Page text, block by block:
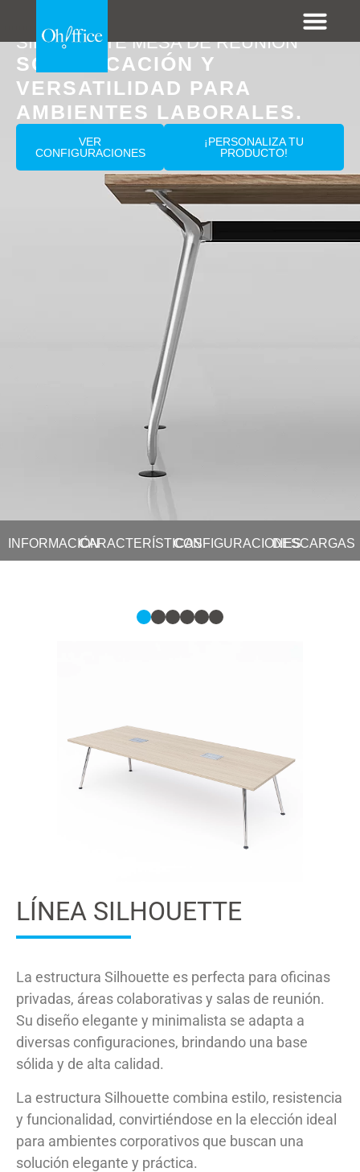
.......
SILHOUETTE MESA DE REUNIÓN
SOFISTICACIÓN Y
VERSATILIDAD PARA
AMBIENTES LABORALES.
VER
CONFIGURACIONES
¡PERSONALIZA TU
PRODUCTO!
INFORMACIÓNCARACTERÍSTICASCONFIGURACIONESDESCARGAS
LÍNEA SILHOUETTE
La estructura Silhouette es perfecta para oficinas
privadas, áreas colaborativas y salas de reunión.
Su diseño elegante y minimalista se adapta a
diversas configuraciones, brindando una base
sólida y de alta calidad.
La estructura Silhouette combina estilo, resistencia
y funcionalidad, convirtiéndose en la elección ideal
para ambientes corporativos que buscan una
solución elegante y práctica.